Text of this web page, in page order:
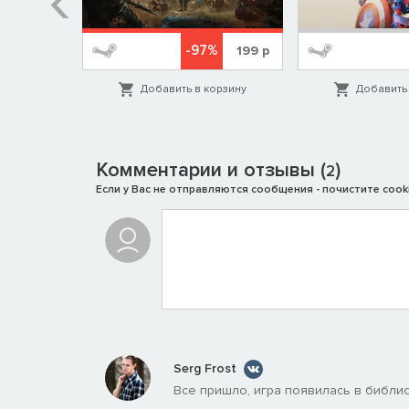
Древний враг возвращается
В недалёком будущем бесконечный ядовитый
улицы Токио. Судьба всего города находится в
-97% 199р
Добавить в корзину Добавить
Комментарии и отзывы (2)
Если у Вас не отправляются сообщения - почистите
Serg Frost
Все пришло, игра появилась в